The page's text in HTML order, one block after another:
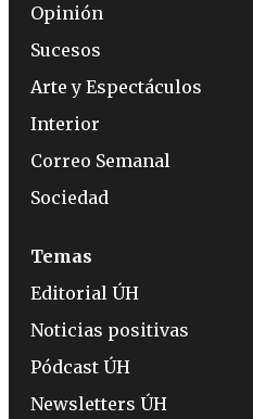
Opinión
Sucesos
Arte y Espectáculos
Interior
Correo Semanal
Sociedad
Temas
Editorial ÚH
Noticias positivas
Pódcast ÚH
Newsletters ÚH